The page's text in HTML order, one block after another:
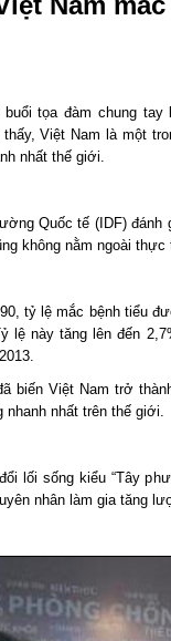
tọa đàm chung
thấy, Việt Nam là một
nhất thế giới.
Quốc tế (IDF)
không nằm ngoài thực
tỷ lệ mắc bệnh tiểu
lệ này tăng lên đến
biến Việt Nam trở
nhanh nhất trên thế giới.
lối sống kiểu “Tây
nhân làm gia tăng